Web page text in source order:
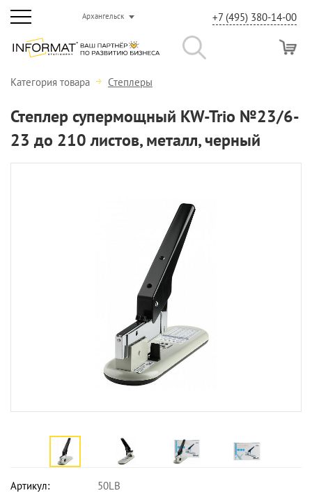
Архангельск +7 (495) 380-14-00
Категория товара Степлеры
Степлер супермощный KW-Trio №23/6-
23 до 210 листов, металл, черный
Артикул:
50LB